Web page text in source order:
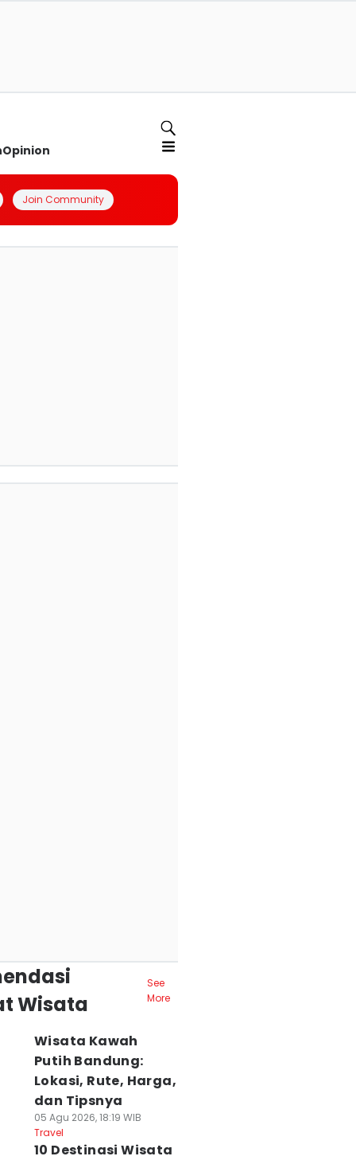
Opinion
Join Community
Wisata
See
More
Wisata Kawah
Putih Bandung:
Lokasi, Rute, Harga,
dan Tipsnya
05 Agu 2026, 18:19 WIB
Travel
10 Destinasi Wisata